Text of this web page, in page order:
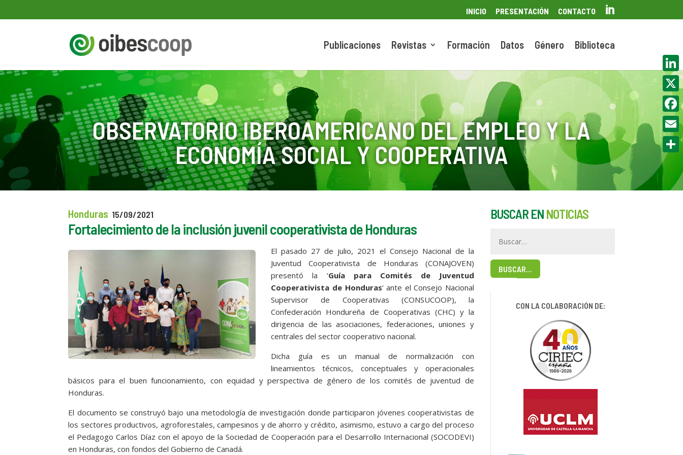
INICIO PRESENTACIÓN CONTACTO 
Publicaciones Revistas Formación Datos Género Biblioteca
OBSERVATORIO IBEROAMERICANO DEL EMPLEO Y LA
ECONOMÍA SOCIAL Y COOPERATIVA
Honduras 15/09/2021
Fortalecimiento de la inclusión juvenil cooperativista de Honduras
El pasado 27 de julio, 2021 el Consejo Nacional de la
Juventud Cooperativista de Honduras (CONAJOVEN)
presentó la ‘Guía para Comités de Juventud
Cooperativista de Honduras‘ ante el Consejo Nacional
Supervisor de Cooperativas (CONSUCOOP), la
Confederación Hondureña de Cooperativas (CHC) y la
dirigencia de las asociaciones, federaciones, uniones y
centrales del sector cooperativo nacional.
Dicha guía es un manual de normalización con
lineamientos técnicos, conceptuales y operacionales
básicos para el buen funcionamiento, con equidad y perspectiva de género de los comités de juventud de
Honduras.
El documento se construyó bajo una metodología de investigación donde participaron jóvenes cooperativistas de
los sectores productivos, agroforestales, campesinos y de ahorro y crédito, asimismo, estuvo a cargo del proceso
el Pedagogo Carlos Díaz con el apoyo de la Sociedad de Cooperación para el Desarrollo Internacional (SOCODEVI)
en Honduras, con fondos del Gobierno de Canadá.
BUSCAR EN NOTICIAS
BUSCAR…
CON LA COLABORACIÓN DE:
X
Email